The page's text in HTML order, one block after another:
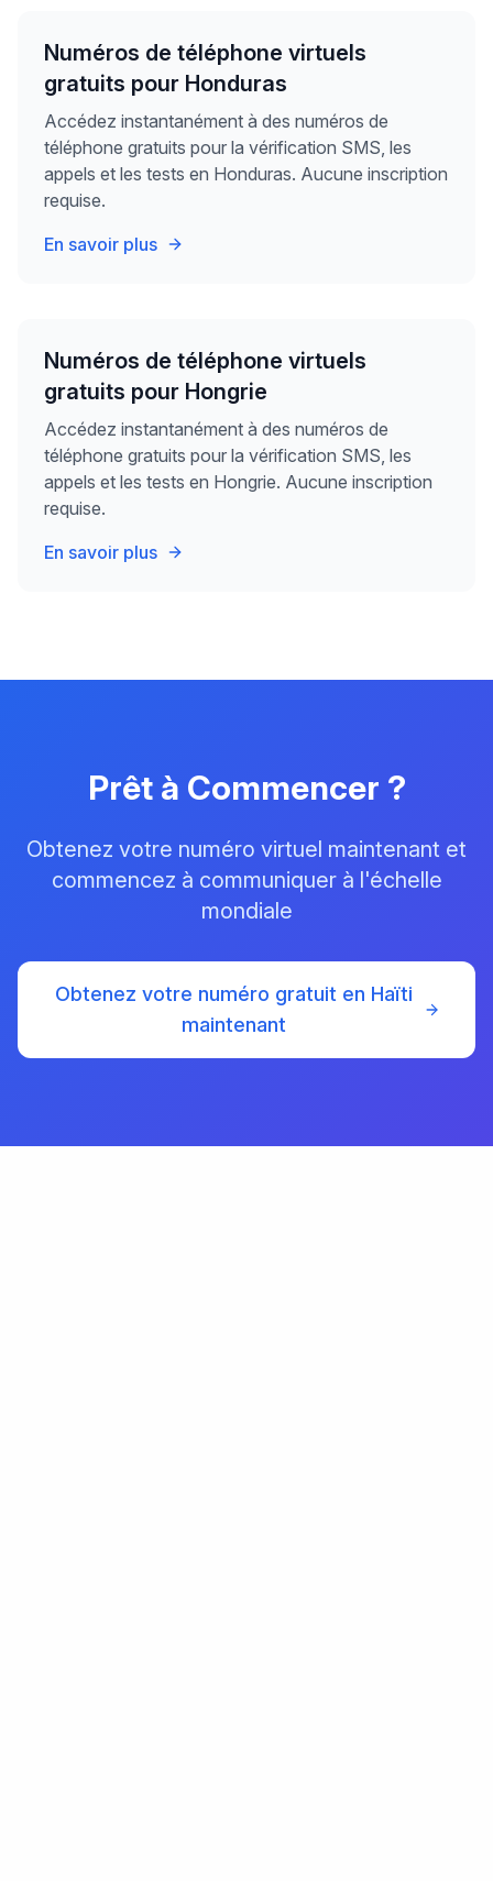
Numéros de téléphone virtuels
gratuits pour Honduras
Accédez instantanément à des numéros de
téléphone gratuits pour la vérification SMS, les
appels et les tests en Honduras. Aucune inscription
requise.
En savoir plus
Numéros de téléphone virtuels
gratuits pour Hongrie
Accédez instantanément à des numéros de
téléphone gratuits pour la vérification SMS, les
appels et les tests en Hongrie. Aucune inscription
requise.
En savoir plus
Prêt à Commencer ?
Obtenez votre numéro virtuel maintenant et
commencez à communiquer à l'échelle
mondiale
Obtenez votre numéro gratuit en Haïti
maintenant